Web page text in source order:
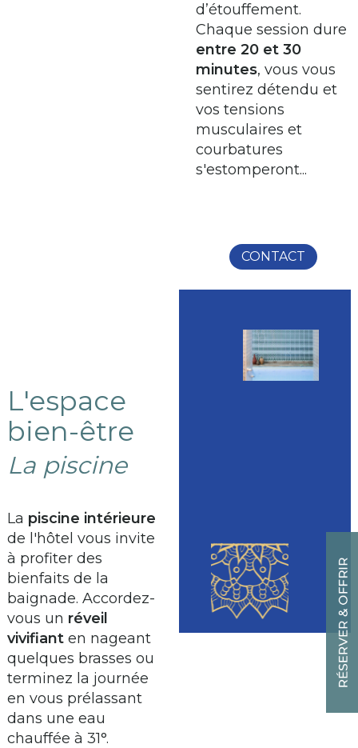
d’étouffement.
Chaque session dure
entre 20 et 30
minutes, vous vous
sentirez détendu et
vos tensions
musculaires et
courbatures
s'estomperont...
CONTACT
L'espace
bien-être
La piscine
La piscine intérieure
de l'hôtel vous invite
à profiter des
bienfaits de la
baignade. Accordez-
vous un réveil
vivifianten nageant
quelques brasses ou
terminez la journée
en vous prélassant
dans une eau
chauffée à 31°.